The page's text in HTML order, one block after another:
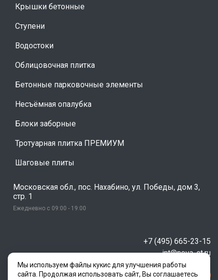
Крышки бетонные
Ступени
Водостоки
Облицовочная плитка
Бетонные парковочные элементы
Несъёмная опалубка
Блоки заборные
Тротуарная плитка ПРЕМИУМ
Шаговые плиты
Московская обл., пос. Нахабино, ул. Победы, дом 3,
стр. 1
Ежедневно с 09:00 - 19:00
+7 (495) 665-23-15
int@nova-st.ru
Заказать звонок
Мы используем файлы кукис для улучшения работы
сайта. Продолжая использовать сайт, Вы соглашаетесь